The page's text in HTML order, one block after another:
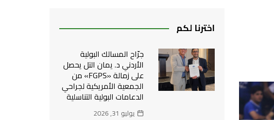
اخترنا لكم
جرّاح المسالك البولية
الأردني د. يمان التل يحصل
على زمالة «FGPS» من
الجمعية الأمريكية لجراحي
الدعامات البولية التناسلية
يوليو 31, 2026